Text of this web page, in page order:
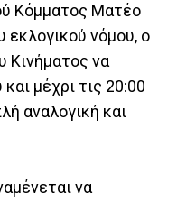
Κόμματος Ματέο
εκλογικού νόμου, ο
Κινήματος να
μέχρι τις 20:00
αναλογική και
να